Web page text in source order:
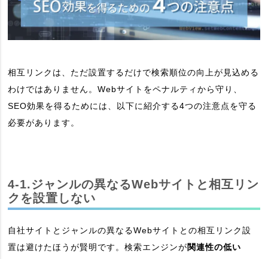
相互リンクは、ただ設置するだけで検索順位の向上が見込める
わけではありません。Webサイトをペナルティから守り、
SEO効果を得るためには、以下に紹介する4つの注意点を守る
必要があります。
4-1.ジャンルの異なるWebサイトと相互リン
クを設置しない
自社サイトとジャンルの異なるWebサイトとの相互リンク設
置は避けたほうが賢明です。検索エンジンが関連性の低い